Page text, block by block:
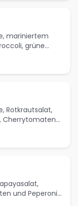
mariniertem
grüne
Mais Salat
Rotkrautsalat,
Cherrytomaten
und Peperoni-